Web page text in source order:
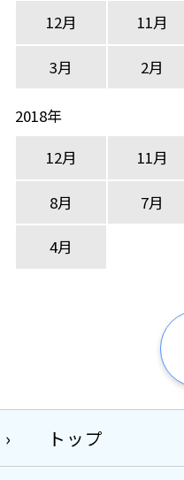
12月
11月
3月 2月
2018年
12月
11月
8月 7月
4月
トップ